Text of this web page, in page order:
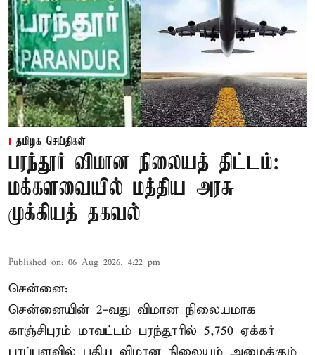
தமிழக செய்திகள்
பரந்தூர் விமான நிலையத் திட்டம்:
மக்களவையில் மத்திய அரசு
முக்கியத் தகவல்
Published on: 06 Aug 2026, 4:22 pm
சென்னை:
சென்னையின் 2-வது விமான நிலையமாக
காஞ்சிபுரம் மாவட்டம் பரந்தூரில் 5,750 ஏக்கர்
பரப்பளவில் புதிய விமான நிலையம் அமைக்கும்